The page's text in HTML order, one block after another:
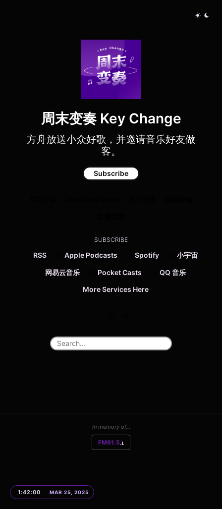
周末变奏 Key Change
方舟放送小众好歌，并邀请音乐好友做
客。
Subscribe
SUBSCRIBE
RSS Apple Podcasts Spotify 小宇宙
网易云音乐 Pocket Casts QQ 音乐
More Services Here
In memory of...
FM91.5
1:42:00 MAR 25, 2025